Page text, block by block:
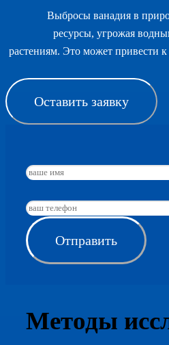
Выбросы ванадия в
ресурсы, угрожая
растениям. Это может привести к
Оставить заявку
Методы